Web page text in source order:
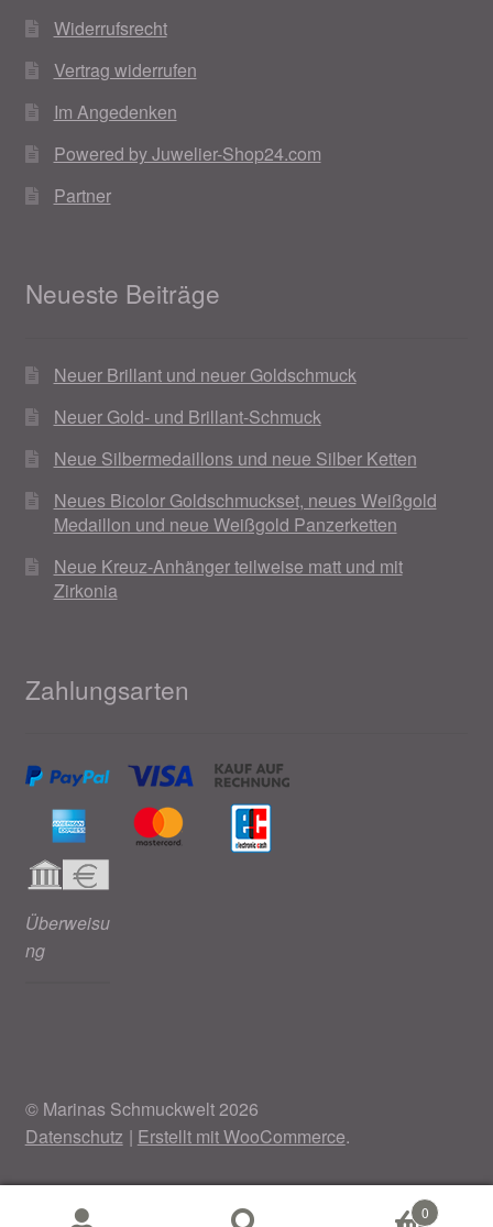
Widerrufsrecht
Vertrag widerrufen
Im Angedenken
Powered by Juwelier-Shop24.com
Partner
Neueste Beiträge
Neuer Brillant und neuer Goldschmuck
Neuer Gold- und Brillant-Schmuck
Neue Silbermedaillons und neue Silber Ketten
Neues Bicolor Goldschmuckset, neues Weißgold
Medaillon und neue Weißgold Panzerketten
Neue Kreuz-Anhänger teilweise matt und mit
Zirkonia
Zahlungsarten
Überweisu
ng
© Marinas Schmuckwelt 2026
Datenschutz
Erstellt mit WooCommerce.
0